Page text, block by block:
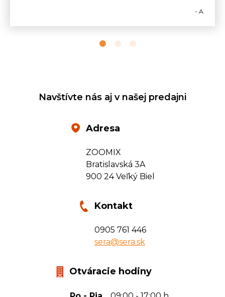
- A.
Navštívte nás aj v našej predajni
Adresa
ZOOMIX
Bratislavská 3A
900 24 Veľký Biel
Kontakt
0905 761 446
sera@sera.sk
Otváracie hodiny